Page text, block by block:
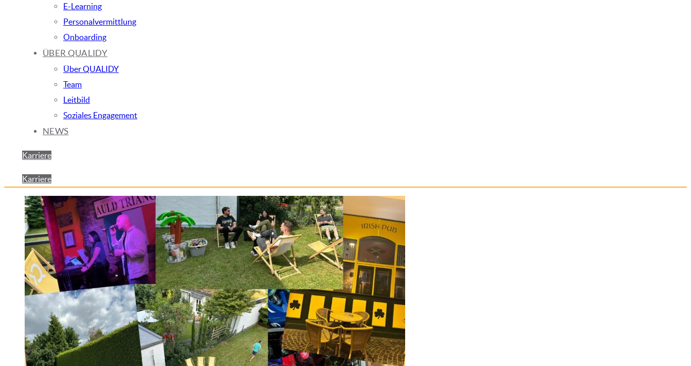
E-Learning
Personalvermittlung
Onboarding
ÜBER QUALIDY
Über QUALIDY
Team
Leitbild
Soziales Engagement
NEWS
Karriere
Karriere